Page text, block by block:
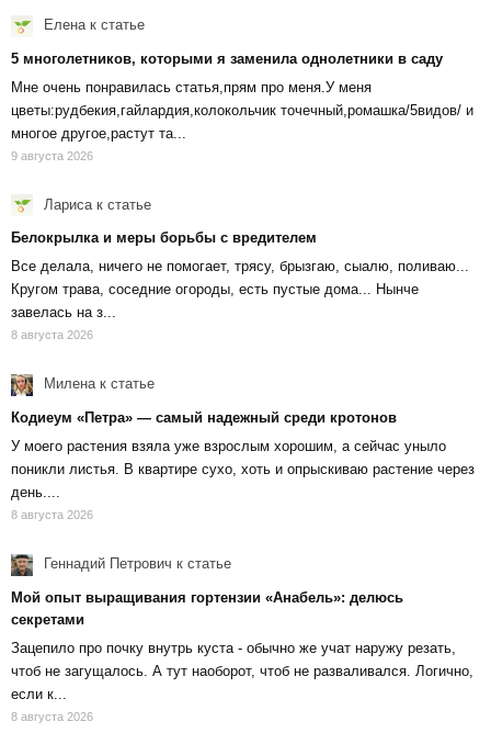
Еленак статье
5 многолетников, которыми я заменила однолетники в саду
Мне очень понравилась статья,прям про меня.У меня
цветы:рудбекия,гайлардия,колокольчик точечный,ромашка/5видов/ и
многое другое,растут та...
9 августа 2026
Лариса к статье
Белокрылка и меры борьбы с вредителем
Все делала, ничего не помогает, трясу, брызгаю, сыалю, поливаю...
Кругом трава, соседние огороды, есть пустые дома... Нынче
завелась на з...
8 августа 2026
Миленак статье
Кодиеум «Петра» — самый надежный среди кротонов
У моего растения взяла уже взрослым хорошим, а сейчас уныло
поникли листья. В квартире сухо, хоть и опрыскиваю растение через
день....
8 августа 2026
Геннадий Петрович к статье
Мой опыт выращивания гортензии «Анабель»: делюсь
секретами
Зацепило про почку внутрь куста - обычно же учат наружу резать,
чтоб не загущалось. А тут наоборот, чтоб не разваливался. Логично,
если к...
8 августа 2026